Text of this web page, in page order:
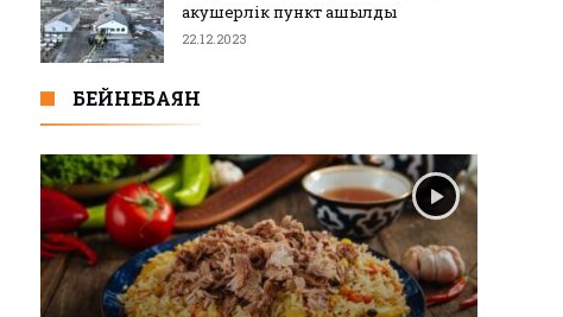
акушерлік пункт ашылды
22.12.2023
БЕЙНЕБАЯН